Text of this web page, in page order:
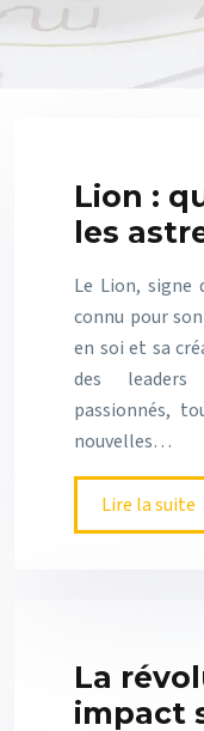
Lion :
les
Le Lion, signe
connu pour
en soi et sa
des leaders
passionnés,
nouvelles…
Lire la suite
La
impact